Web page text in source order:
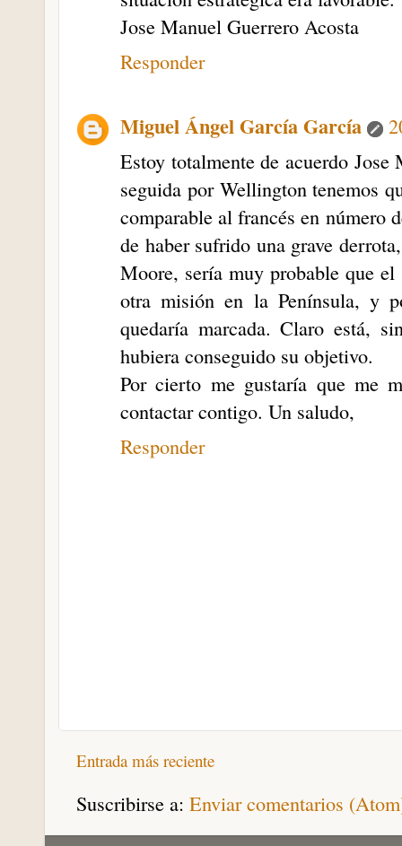
Jose Manuel Guerrero Acosta
Responder
Miguel Ángel García García
Estoy totalmente de acuerdo
seguida por Wellington tenemos
comparable al francés en número
de haber sufrido una grave
Moore, sería muy probable que
otra misión en la Península, y
quedaría marcada. Claro está,
hubiera conseguido su objetivo.
Por cierto me gustaría que me
contactar contigo. Un saludo,
Responder
Entrada más reciente
Suscribirse a: Enviar comentarios